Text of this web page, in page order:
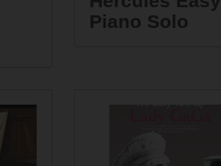
Piano Solo